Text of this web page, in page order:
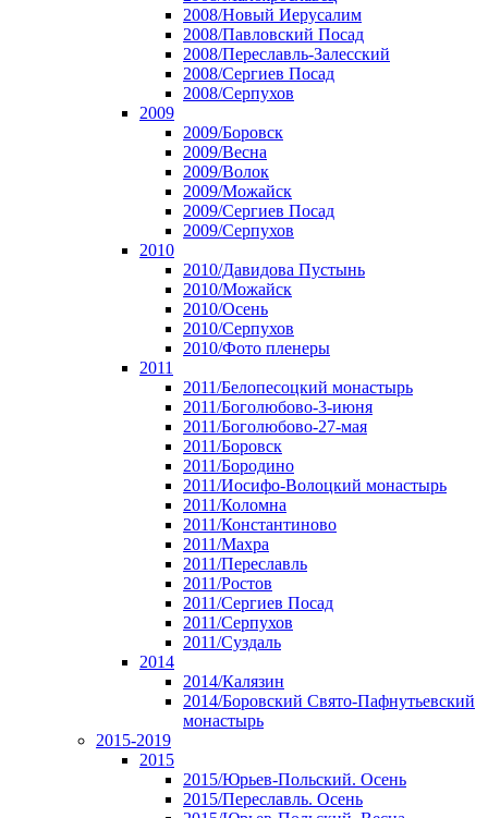
2008/Новый Иерусалим
2008/Павловский Посад
2008/Переславль-Залесский
2008/Сергиев Посад
2008/Серпухов
2009
2009/Боровск
2009/Весна
2009/Волок
2009/Можайск
2009/Сергиев Посад
2009/Серпухов
2010
2010/Давидова Пустынь
2010/Можайск
2010/Осень
2010/Серпухов
2010/Фото пленеры
2011
2011/Белопесоцкий монастырь
2011/Боголюбово-3-июня
2011/Боголюбово-27-мая
2011/Боровск
2011/Бородино
2011/Иосифо-Волоцкий монастырь
2011/Коломна
2011/Константиново
2011/Махра
2011/Переславль
2011/Ростов
2011/Сергиев Посад
2011/Серпухов
2011/Суздаль
2014
2014/Калязин
2014/Боровский Свято-Пафнутьевский
монастырь
2015-2019
2015
2015/Юрьев-Польский. Осень
2015/Переславль. Осень